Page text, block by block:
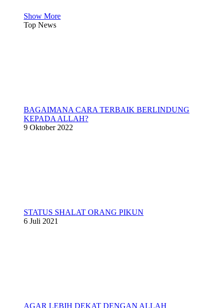
Show More
Top News
BAGAIMANA CARA TERBAIK BERLINDUNG
KEPADA ALLAH?
9 Oktober 2022
STATUS SHALAT ORANG PIKUN
6 Juli 2021
AGAR LEBIH DEKAT DENGAN ALLAH